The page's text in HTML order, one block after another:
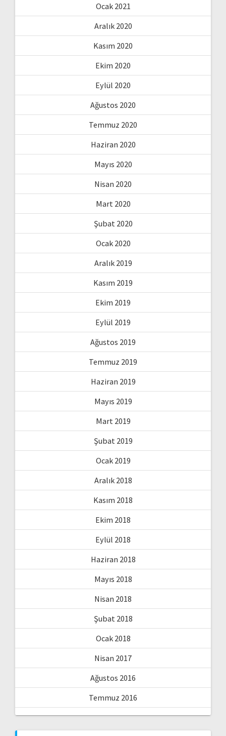
Ocak 2021
Aralık 2020
Kasım 2020
Ekim 2020
Eylül 2020
Ağustos 2020
Temmuz 2020
Haziran 2020
Mayıs 2020
Nisan 2020
Mart 2020
Şubat 2020
Ocak 2020
Aralık 2019
Kasım 2019
Ekim 2019
Eylül 2019
Ağustos 2019
Temmuz 2019
Haziran 2019
Mayıs 2019
Mart 2019
Şubat 2019
Ocak 2019
Aralık 2018
Kasım 2018
Ekim 2018
Eylül 2018
Haziran 2018
Mayıs 2018
Nisan 2018
Şubat 2018
Ocak 2018
Nisan 2017
Ağustos 2016
Temmuz 2016